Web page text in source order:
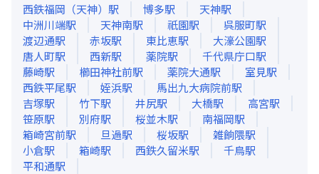
西鉄福岡（天神） 駅 博多駅 天神駅
中洲川端駅 天神南駅 祇園駅 呉服町駅
渡辺通駅 赤坂駅 東比恵駅 大濠公園駅
唐人町駅 西新駅 薬院駅 千代県庁口駅
藤崎駅 櫛田神社前駅 薬院大通駅 室見駅
西鉄平尾駅 姪浜駅 馬出九大病院前駅
吉塚駅 竹下駅 井尻駅 大橋駅 高宮駅
笹原駅 別府駅 桜並木駅 南福岡駅
箱崎宮前駅 旦過駅 桜坂駅 雑餉隈駅
小倉駅 箱崎駅 西鉄久留米駅 千鳥駅
平和通駅